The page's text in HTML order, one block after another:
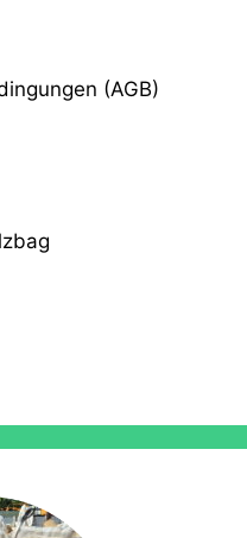
(AGB)